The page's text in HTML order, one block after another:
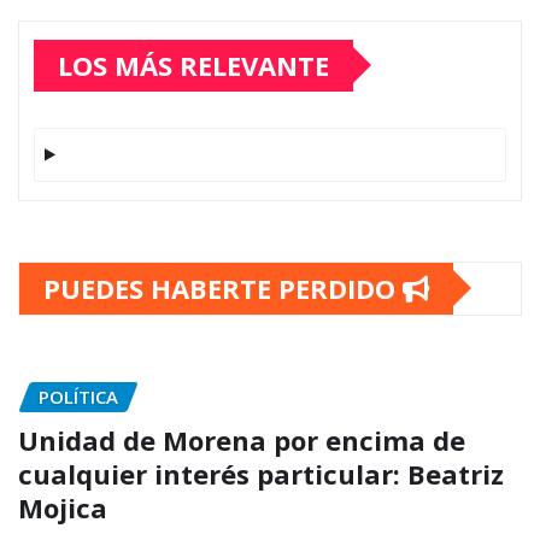
LOS MÁS RELEVANTE
PUEDES HABERTE PERDIDO
POLÍTICA
Unidad de Morena por encima de
cualquier interés particular: Beatriz
Mojica